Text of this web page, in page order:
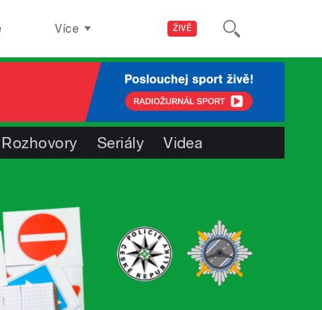
ŽIVĚ
Více
Rozhovory Seriály Videa